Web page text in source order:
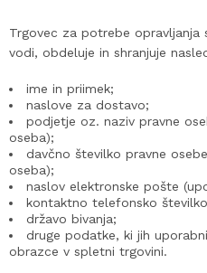
Trgovec za potrebe opravljanja
vodi, obdeluje in shranjuje
ime in priimek;
naslove za dostavo;
podjetje oz. naziv pravne
oseba);
davčno številko pravne
oseba);
naslov elektronske pošte
kontaktno telefonsko
državo bivanja;
druge podatke, ki jih
obrazce v spletni trgovini.